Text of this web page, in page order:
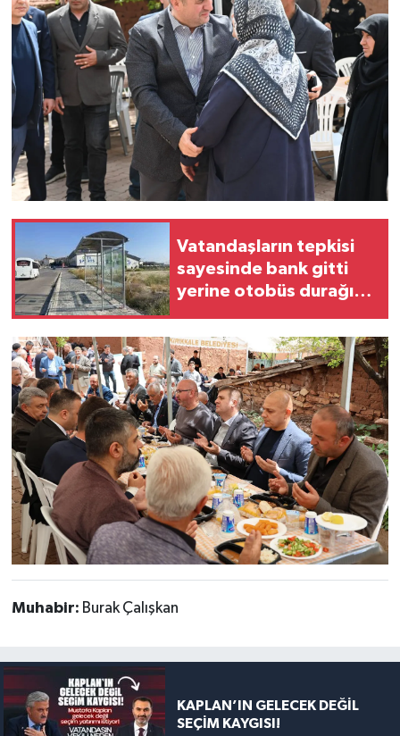
Vatandaşların tepkisi
sayesinde bank gitti
yerine otobüs durağı
Muhabir: Burak Çalışkan
KAPLAN’IN GELECEK DEĞİL
SEÇİM KAYGISI!